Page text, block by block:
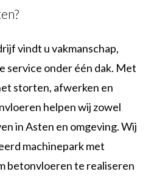
vindt u vakmanschap,
service onder één dak. Met
storten, afwerken en
helpen wij zowel
in Asten en omgeving. Wij
machinepark met
betonvloeren te realiseren